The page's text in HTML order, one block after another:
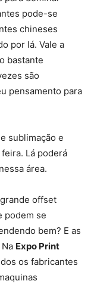
pode-se
chineses
por lá. Vale a
bastante
são
pensamento para
sublimação e
Lá poderá
área.
offset
podem se
bem? E as
Expo Print
os fabricantes